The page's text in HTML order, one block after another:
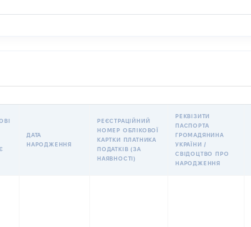
ДАТА
НАРОДЖЕННЯ
РЕЄСТРАЦІЙНИЙ
НОМЕР ОБЛІКОВОЇ
КАРТКИ ПЛАТНИКА
ПОДАТКІВ (ЗА
НАЯВНОСТІ)
РЕКВІЗИТИ
ПАСПОРТА
ГРОМАДЯНИНА
УКРАЇНИ /
СВІДОЦТВО ПРО
НАРОДЖЕННЯ